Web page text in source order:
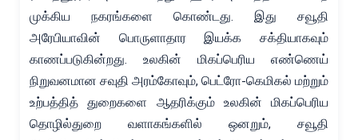
முக்கிய நகரங்களை கொண்டது. இது சவூதி
அரேபியாவின் பொருளாதார இயக்க சக்தியாகவும்
காணப்படுகின்றது. உலகின் மிகப்பெரிய எண்ணெய்
நிறுவனமான சவுதி அரம்கோவும், பெட்ரோ-கெமிகல் மற்றும்
உற்பத்தித் துறைகளை ஆதரிக்கும் உலகின் மிகப்பெரிய
தொழில்துறை வளாகங்களில் ஒனறும், சவூதி